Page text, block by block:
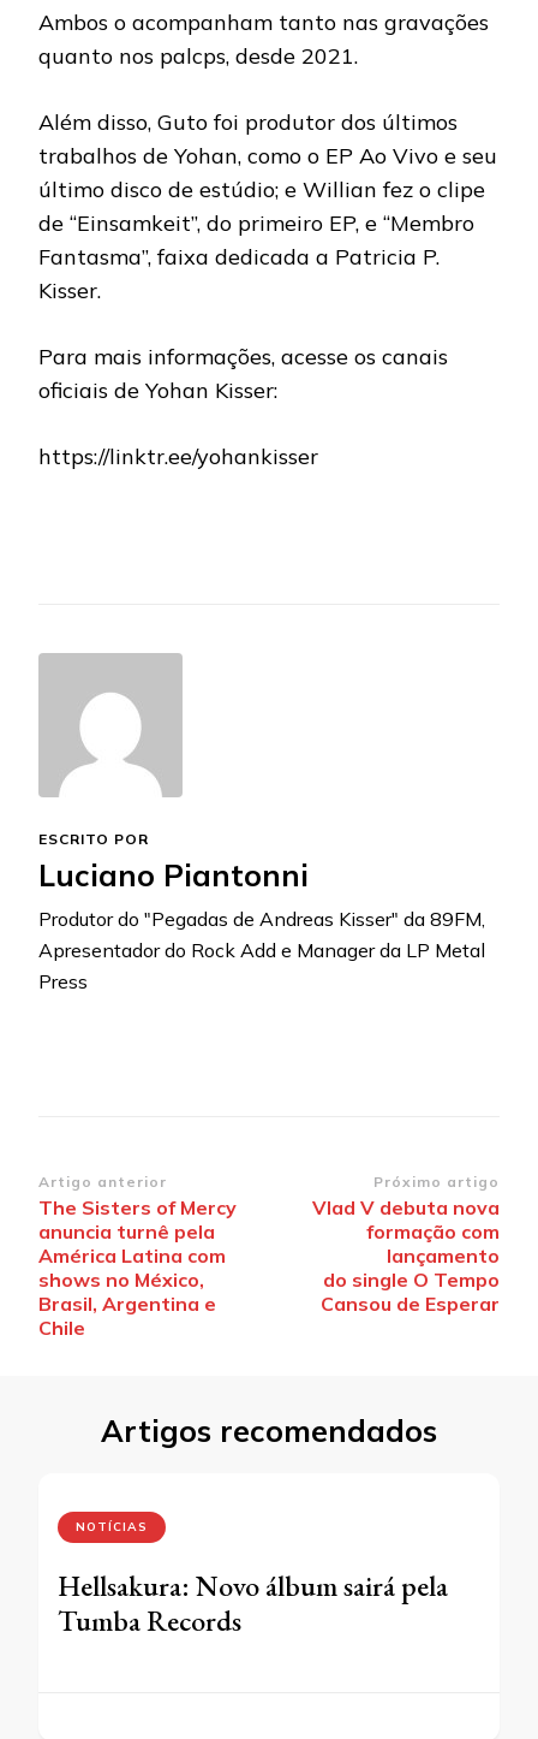
Ambos o acompanham tanto nas gravações
quanto nos palcps, desde 2021.
Além disso, Guto foi produtor dos últimos
trabalhos de Yohan, como o EP Ao Vivo e seu
último disco de estúdio; e Willian fez o clipe
de “Einsamkeit”, do primeiro EP, e “Membro
Fantasma”, faixa dedicada a Patricia P.
Kisser.
Para mais informações, acesse os canais
oficiais de Yohan Kisser:
https://linktr.ee/yohankisser
ESCRITO POR
Luciano Piantonni
Produtor do "Pegadas de Andreas Kisser" da 89FM,
Apresentador do Rock Add e Manager da LP Metal
Press
Navegação
de
post
Artigo anterior
The Sisters of Mercy
anuncia turnê pela
América Latina com
shows no México,
Brasil, Argentina e
Chile
Próximo artigo
Vlad V debuta nova
formação com
lançamento
do single O Tempo
Cansou de Esperar
Artigos recomendados
NOTÍCIAS
Hellsakura: Novo álbum sairá pela
Tumba Records